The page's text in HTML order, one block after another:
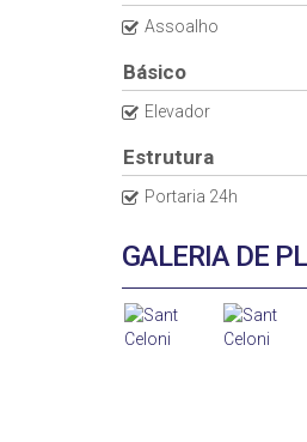
Assoalho
Básico
Elevador
Estrutura
Portaria 24h
GALERIA DE